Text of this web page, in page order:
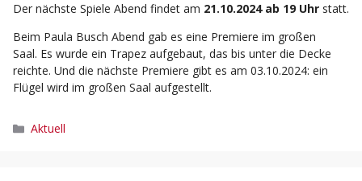
Der nächste Spiele Abend findet am 21.10.2024 ab 19 Uhr statt.
Beim Paula Busch Abend gab es eine Premiere im großen
Saal. Es wurde ein Trapez aufgebaut, das bis unter die Decke
reichte. Und die nächste Premiere gibt es am 03.10.2024: ein
Flügel wird im großen Saal aufgestellt.
Kategorien
Aktuell